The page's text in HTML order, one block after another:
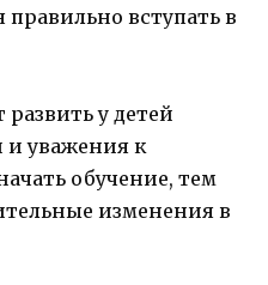
вступать в
у детей
уважения к
обучение, тем
изменения в